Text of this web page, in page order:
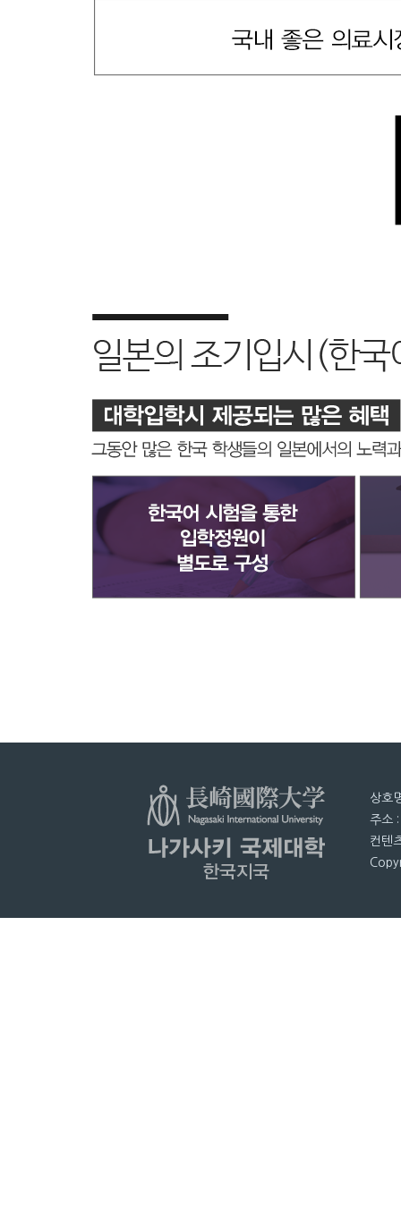
상호
주소
컨텐